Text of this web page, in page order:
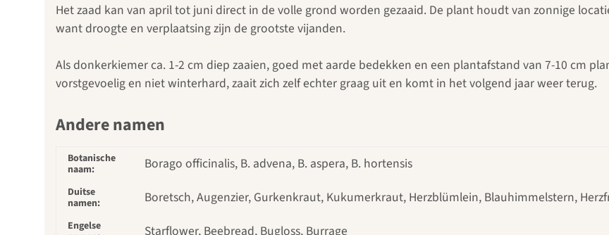
Het zaad kan van april tot juni direct in de volle grond worden gezaaid. De plant houdt van zonnige
want droogte en verplaatsing zijn de grootste vijanden.
Als donkerkiemer ca. 1-2 cm diep zaaien, goed met aarde bedekken en een plantafstand van 7-10 cm
vorstgevoelig en niet winterhard, zaait zich zelf echter graag uit en komt in het volgend jaar weer terug.
Andere namen
Botanische
naam:
Borago officinalis, B. advena, B. aspera, B. hortensis
Duitse
namen:
Boretsch, Augenzier, Gurkenkraut, Kukumerkraut, Herzblümlein, Blauhimmelstern,
Engelse
Starflower, Beebread, Bugloss, Burrage